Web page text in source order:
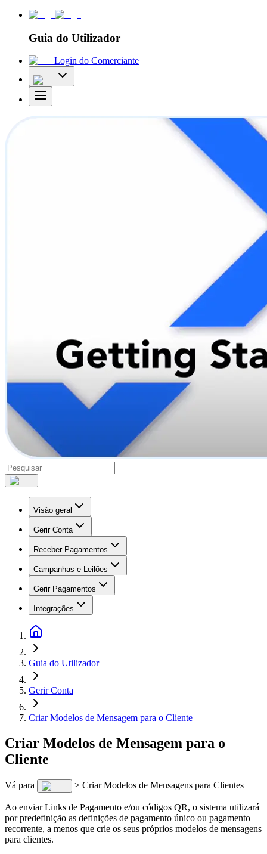
Guia do Utilizador
Login do Comerciante
Visão geral
Gerir Conta
Receber Pagamentos
Campanhas e Leilões
Gerir Pagamentos
Integrações
Guia do Utilizador
Gerir Conta
Criar Modelos de Mensagem para o Cliente
Criar Modelos de Mensagem para o
Cliente
Vá para > Criar Modelos de Mensagens para Clientes
Ao enviar Links de Pagamento e/ou códigos QR, o sistema utilizará
por predefinição as definições de pagamento único ou pagamento
recorrente, a menos que crie os seus próprios modelos de mensagens
para clientes.